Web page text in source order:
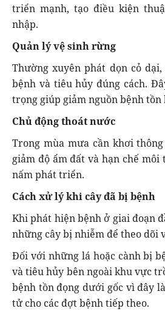
triển mạnh, tạo điều kiện
nhập.
Quản lý vệ sinh rừng
Thường xuyên phát dọn cỏ
bệnh và tiêu hủy đúng cách.
trọng giúp giảm nguồn bệnh
Chủ động thoát nước
Trong mùa mưa cần khơi
giảm độ ẩm đất và hạn chế
nấm phát triển.
Cách xử lý khi cây đã bị bệnh
Khi phát hiện bệnh ở giai đoạn
những cây bị nhiễm để theo dõi
Đối với những lá hoặc cành bị
và tiêu hủy bên ngoài khu vực
bệnh tồn đọng dưới gốc vì đây
tử cho các đợt bệnh tiếp theo.